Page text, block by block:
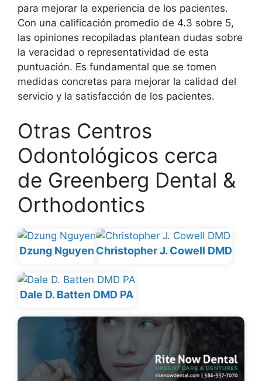
para mejorar la experiencia de los pacientes.
Con una calificación promedio de 4.3 sobre 5,
las opiniones recopiladas plantean dudas sobre
la veracidad o representatividad de esta
puntuación. Es fundamental que se tomen
medidas concretas para mejorar la calidad del
servicio y la satisfacción de los pacientes.
Otras Centros
Odontológicos cerca
de Greenberg Dental &
Orthodontics
Dzung Nguyen Christopher J. Cowell DMD
Dale D. Batten DMD PA